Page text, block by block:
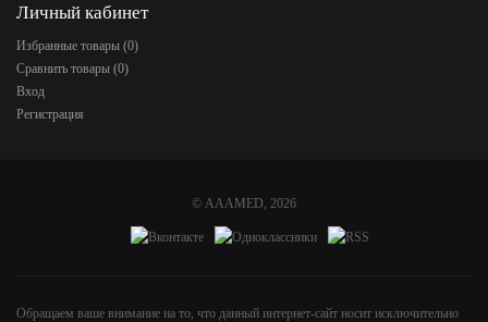
Личный кабинет
Избранные товары (0)
Сравнить товары (0)
Вход
Регистрация
© AAAMED, 2026
Обращаем ваше внимание на то, что данный интернет-сайт носит исключительно